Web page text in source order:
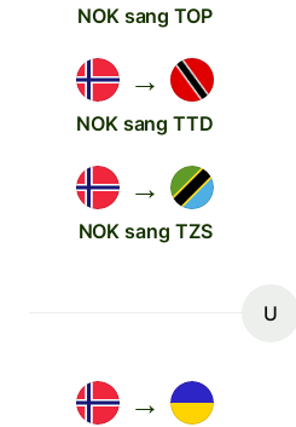
NOK sang TOP
→
NOK sang TTD
→
NOK sang TZS
U
→